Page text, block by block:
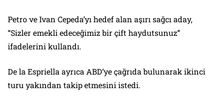
Petro ve Ivan Cepeda’yı hedef alan aşırı sağcı aday,
“Sizler emekli edeceğimiz bir çift haydutsunuz”
ifadelerini kullandı.
De la Espriella ayrıca ABD’ye çağrıda bulunarak ikinci
turu yakından takip etmesini istedi.